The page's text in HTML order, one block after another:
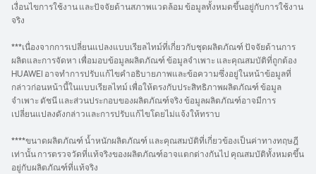
เงื่อนไขการใช้งาน และปัจจัยด้านสภาพแวดล้อม ข้อมูลทั้งหมดขึ้นอยู่กับการใช้งาน
จริง
***เนื่องจากการเปลี่ยนแปลงแบบเรียลไทม์ที่เกี่ยวกับชุดผลิตภัณฑ์ ปัจจัยด้านการ
ผลิตและการจัดหา เพื่อมอบข้อมูลผลิตภัณฑ์ ข้อมูลจำเพาะ และคุณสมบัติที่ถูกต้อง
HUAWEI อาจทำการปรับแก้ไขคำอธิบายภาพและข้อความซึ่งอยู่ในหน้าข้อมูลที่
กล่าวก่อนหน้านี้ในแบบเรียลไทม์ เพื่อให้ตรงกับประสิทธิภาพผลิตภัณฑ์ ข้อมูล
จำเพาะ ดัชนี และส่วนประกอบของผลิตภัณฑ์จริง ข้อมูลผลิตภัณฑ์อาจมีการ
เปลี่ยนแปลงดังกล่าวและการปรับแก้ไขโดยไม่แจ้งให้ทราบ
****ขนาดผลิตภัณฑ์ น้ำหนักผลิตภัณฑ์ และคุณสมบัติที่เกี่ยวข้องเป็นค่าทางทฤษฎี
เท่านั้น การตรวจวัดที่แท้จริงของผลิตภัณฑ์อาจแตกต่างกันไป คุณสมบัติทั้งหมดขึ้น
อยู่กับผลิตภัณฑ์ที่แท้จริง